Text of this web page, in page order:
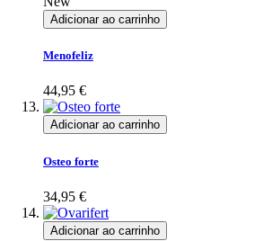
Adicionar ao carrinho
Menofeliz
44,95 €
Adicionar ao carrinho
Osteo forte
34,95 €
Adicionar ao carrinho